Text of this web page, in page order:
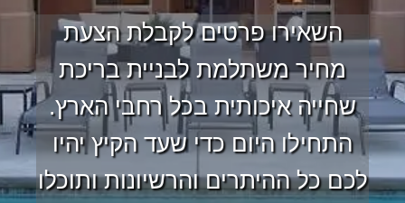
השאירו פרטים לקבלת הצעת
מחיר משתלמת לבניית בריכת
שחייה איכותית בכל רחבי הארץ.
התחילו היום כדי שעד הקיץ יהיו
לכם כל ההיתרים והרשיונות ותוכלו